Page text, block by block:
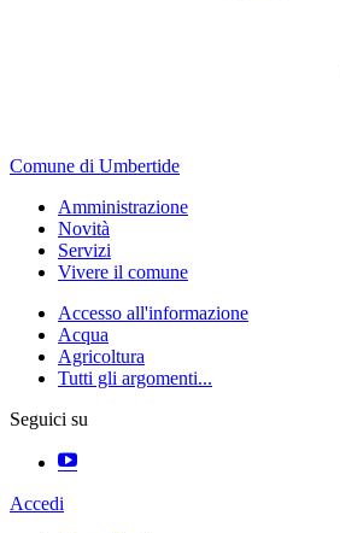
Comune di Umbertide
Amministrazione
Novità
Servizi
Vivere il comune
Accesso all'informazione
Acqua
Agricoltura
Tutti gli argomenti...
Seguici su
Accedi